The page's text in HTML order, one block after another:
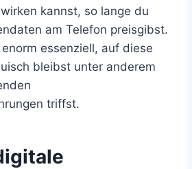
kannst, so lange du
am Telefon preisgibst.
essenziell, auf diese
bleibst unter anderem
triffst.